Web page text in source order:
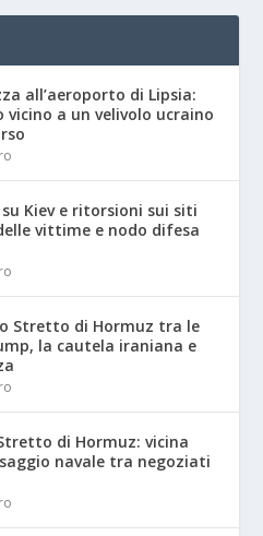
all’aeroporto di Lipsia:
vicino a un velivolo ucraino
Kiev e ritorsioni sui siti
vittime e nodo difesa
Stretto di Hormuz tra le
la cautela iraniana e
di Hormuz: vicina
navale tra negoziati